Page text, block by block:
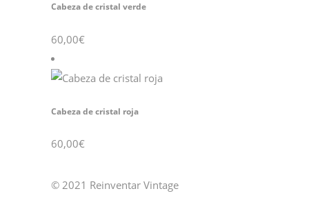
Cabeza de cristal verde
60,00€
Cabeza de cristal roja
60,00€
© 2021 Reinventar Vintage